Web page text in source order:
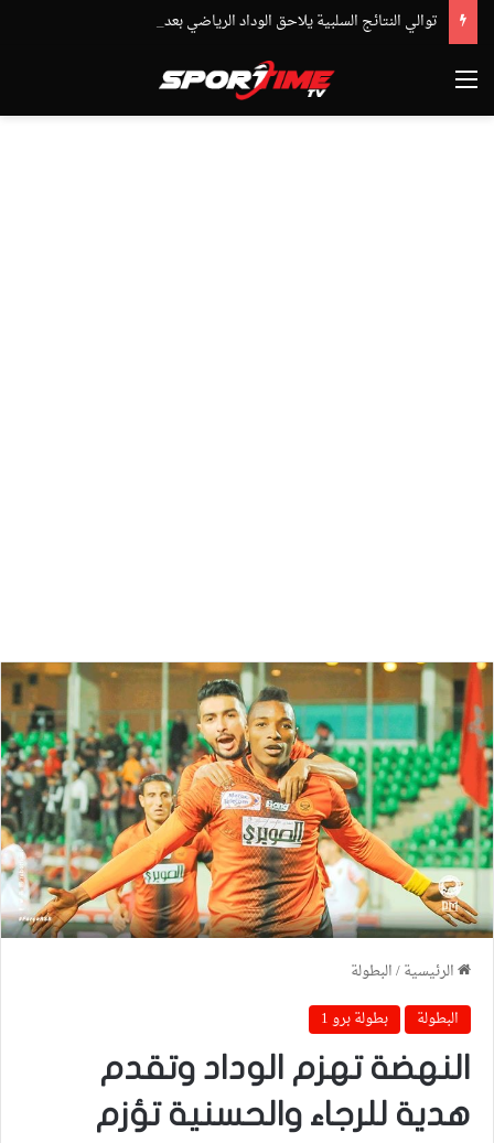
القائمة
الرئيسية/البطولة
البطولة
بطولة برو 1
النهضة تهزم الوداد وتقدم
هدية للرجاء والحسنية تؤزم